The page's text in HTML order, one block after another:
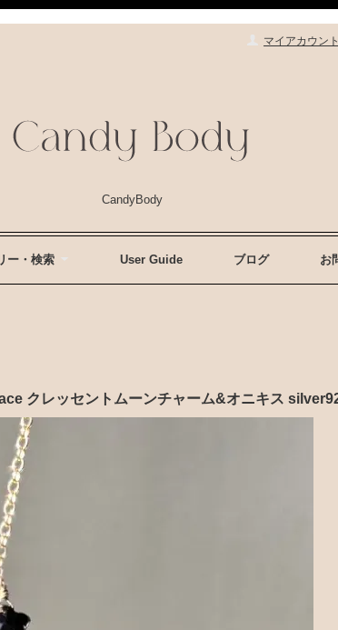
マイアカウント
CandyBody
ー・検索 User Guide ブログ お
クレッセントムーンチャーム&オニキス